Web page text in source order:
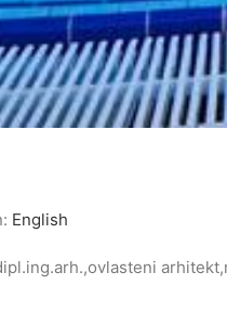
English